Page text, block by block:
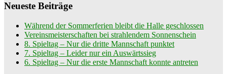
Neueste Beiträge
Während der Sommerferien bleibt die Halle geschlossen
Vereinsmeisterschaften bei strahlendem Sonnenschein
8. Spieltag – Nur die dritte Mannschaft punktet
7. Spieltag – Leider nur ein Auswärtssieg
6. Spieltag – Nur die erste Mannschaft konnte antreten